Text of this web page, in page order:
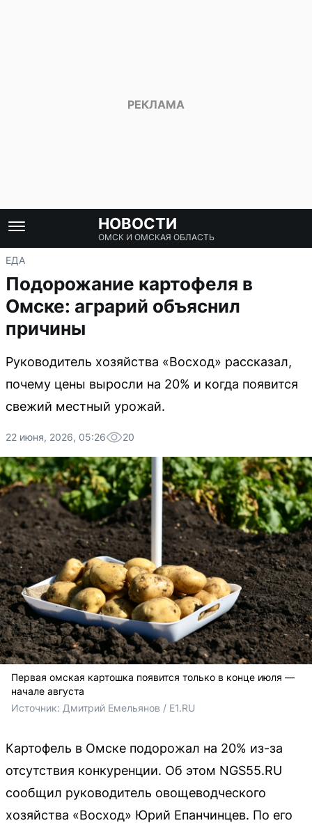
НОВОСТИ
ОМСК И ОМСКАЯ ОБЛАСТЬ
ЕДА
Подорожание картофеля в
Омске: аграрий объяснил
причины
Руководитель хозяйства «Восход» рассказал,
почему цены выросли на 20% и когда появится
свежий местный урожай.
22 июня, 2026, 05:26 20
Первая омская картошка появится только в конце июля —
начале августа
Источник: Дмитрий Емельянов / E1.RU
Картофель в Омске подорожал на 20% из-за
отсутствия конкуренции. Об этом NGS55.RU
сообщил руководитель овощеводческого
хозяйства «Восход» Юрий Епанчинцев. По его